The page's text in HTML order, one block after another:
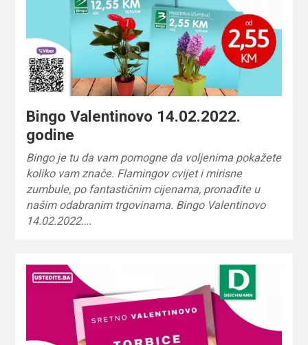
Bingo Valentinovo 14.02.2022.
godine
Bingo je tu da vam pomogne da voljenima pokažete
koliko vam znače. Flamingov cvijet i mirisne
zumbule, po fantastičnim cijenama, pronađite u
našim odabranim trgovinama. Bingo Valentinovo
14.02.2022….